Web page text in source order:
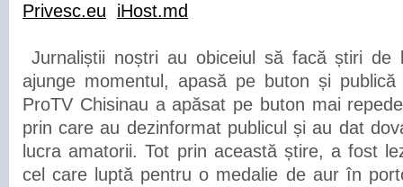
Privesc.eu iHost.md
Jurnaliștii noștri au obiceiul să facă știri
ajunge momentul, apasă pe buton și
ProTV Chisinau a apăsat pe buton mai
prin care au dezinformat publicul și au dat
lucra amatorii. Tot prin această știre, a fost
cel care luptă pentru o medalie de aur în